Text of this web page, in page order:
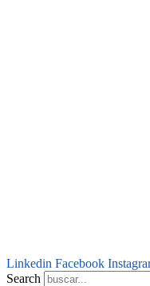
Linkedin Facebook
Search